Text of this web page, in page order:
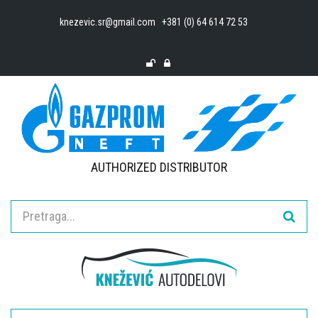
knezevic.sr@gmail.com +381 (0) 64 614 72 53
AUTHORIZED DISTRIBUTOR